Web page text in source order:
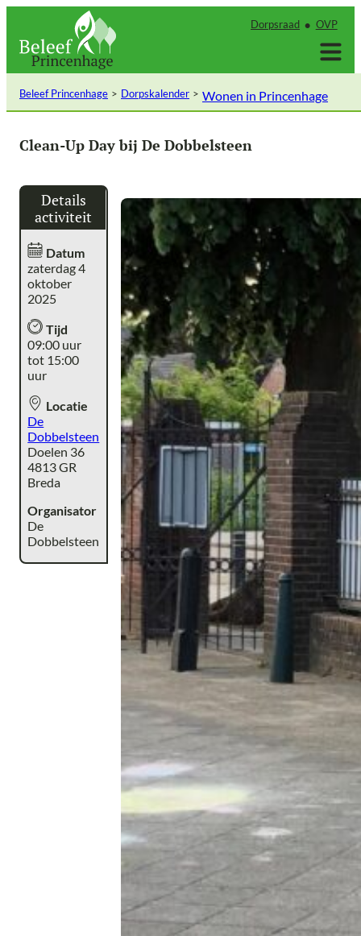
inhoud
Dorpsraad OVP
Beleef Princenhage Dorpskalender Wonen in Princenhage
Clean-Up Day bij De Dobbelsteen
Details
activiteit
Datum
zaterdag 4
oktober
2025
Tijd
09:00 uur
tot 15:00
uur
Locatie
De
Dobbelsteen
Doelen 36
4813 GR
Breda
Organisator
De
Dobbelsteen